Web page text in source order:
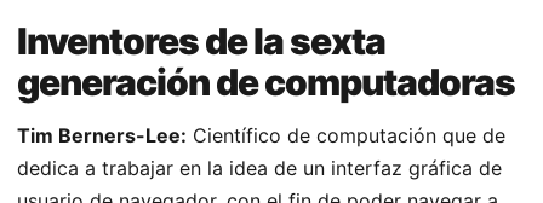
Inventores de la sexta
generación de computadoras
Tim Berners-Lee: Científico de computación que de
dedica a trabajar en la idea de un interfaz gráfica de